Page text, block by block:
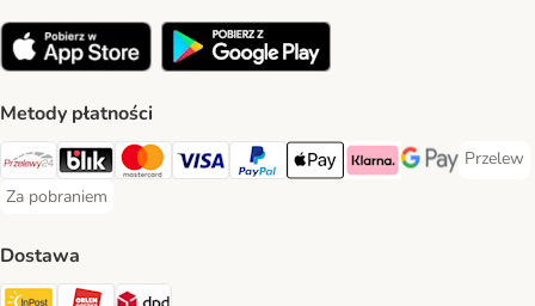
Metody płatności
Przelewy24 Payment Method
Blik Payment Method
MasterCard Payment Method
Visa Payment Method
PayPal Payment Method
Apple Pay Payment Method
Klarna Payment Method
Google Pay
Przelew
Przelew
Za pobraniem
Za pobraniem Payment Method
Dostawa
Paczkomat® Shipping Method
ORLEN Paczka Shipping Method
DPD Shipping Method